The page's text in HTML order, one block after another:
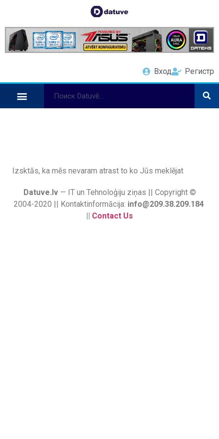
Вход Регистр
Izsktās, ka mēs nevaram atrast to ko Jūs meklējat
Datuve.lv— IT un Tehnoloģiju ziņas || Copyright ©
2004-2020 || Kontaktinformācija: info@209.38.209.184
|| Contact Us